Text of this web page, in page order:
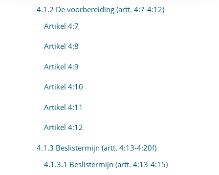
4.1.2 De voorbereiding (artt. 4:7-4:12)
Artikel 4:7
Artikel 4:8
Artikel 4:9
Artikel 4:10
Artikel 4:11
Artikel 4:12
4.1.3 Beslistermijn (artt. 4:13-4:20f)
4.1.3.1 Beslistermijn (artt. 4:13-4:15)